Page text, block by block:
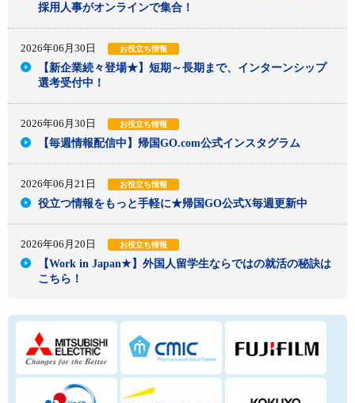
採用人事がオンラインで集合！
2026年06月30日 お役立ち情報
【新企業続々登場★】短期～長期まで、インターンシップ
選考受付中！
2026年06月30日 お役立ち情報
【毎週情報配信中】帰国GO.com公式インスタグラム
2026年06月21日 お役立ち情報
役立つ情報をもっと手軽に★帰国GO公式X毎週更新中
2026年06月20日 お役立ち情報
【Work in Japan★】外国人留学生ならではの就活の秘訣は
こちら！